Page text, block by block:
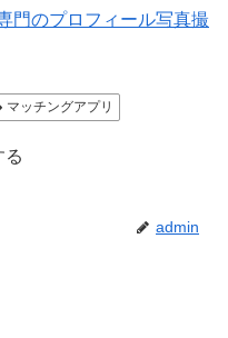
門のプロフィール写真撮
マッチングアプリ
る
admin